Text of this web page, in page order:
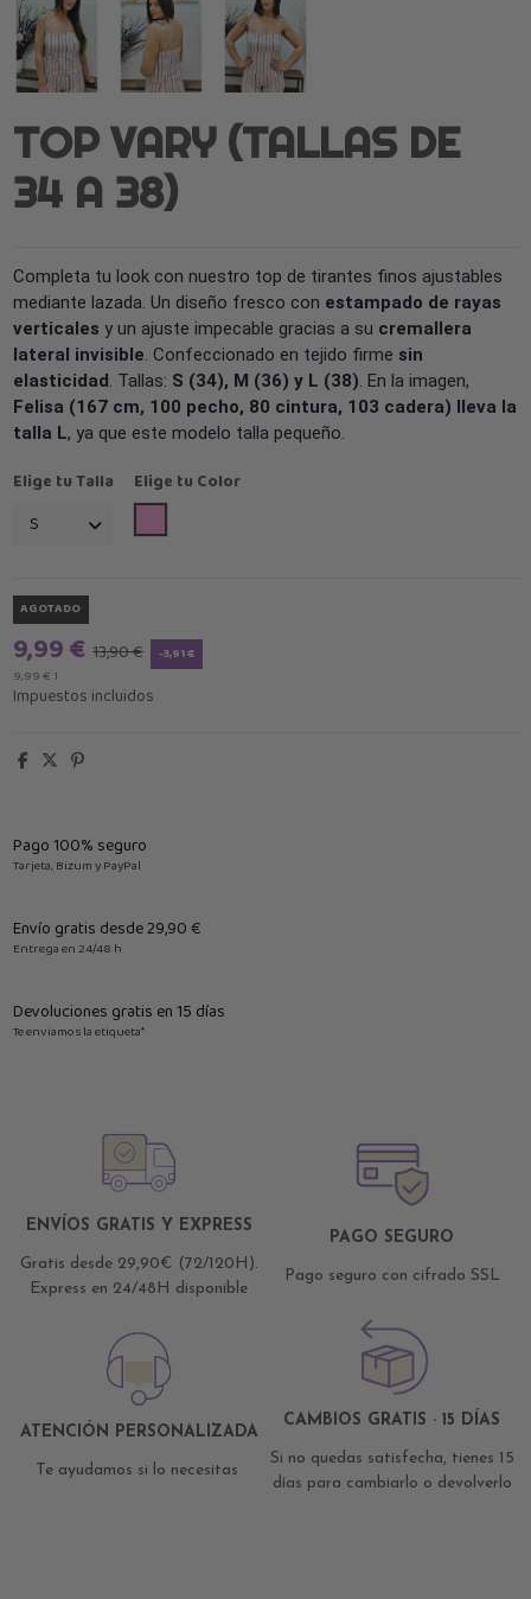
TOP VARY (TALLAS DE
34 A 38)
Completa tu look con nuestro top de tirantes finos ajustables
mediante lazada. Un diseño fresco con estampado de rayas
verticales y un ajuste impecable gracias a su cremallera
lateral invisible. Confeccionado en tejido firme sin
elasticidad . Tallas: S (34), M (36) y L (38). En la imagen,
Felisa (167 cm, 100 pecho, 80 cintura, 103 cadera) lleva la
talla L, ya que este modelo talla pequeño.
Elige tu Talla
Elige tu Color
AGOTADO
9,99 € 13,90 € -3,91 €
9,99 € 1
Impuestos incluidos
Pago 100% seguro
Tarjeta, Bizum y PayPal
Envío gratis desde 29,90 €
Entrega en 24/48 h
Devoluciones gratis en 15 días
Te enviamos la etiqueta*
ENVÍOS GRATIS Y EXPRESS
Gratis desde 29,90€ (72/120H).
Express en 24/48H disponible
PAGO SEGURO
Pago seguro con cifrado SSL
ATENCIÓN PERSONALIZADA
Te ayudamos si lo necesitas
CAMBIOS GRATIS · 15 DÍAS
Si no quedas satisfecha, tienes 15
días para cambiarlo o devolverlo